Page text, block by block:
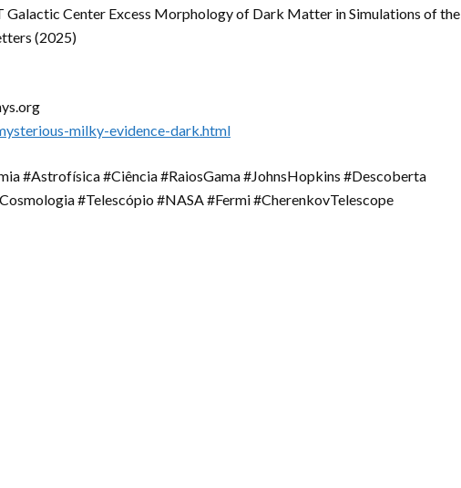
Center Excess Morphology of Dark Matter in Simulations of the
(2025)
milky-evidence-dark.html
#Astrofísica #Ciência #RaiosGama #JohnsHopkins #Descoberta
#Telescópio #NASA #Fermi #CherenkovTelescope